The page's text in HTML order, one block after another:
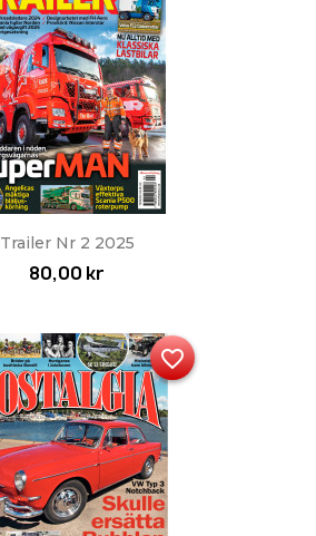
Trailer Nr 2 2025
80,00 kr
favorite_border